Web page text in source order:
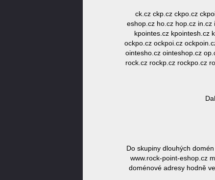
ck.cz ckp.cz ckpo.cz
eshop.cz ho.cz hop.cz
kpointes.cz kpointesh.cz
ockpo.cz ockpoi.cz
ointesho.cz ointeshop.cz
rock.cz rockp.cz rockpo.cz
Do skupiny dlouhých
www.rock-point-eshop.cz
doménové adresy hodně